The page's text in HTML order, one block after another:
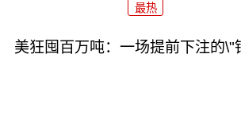
最热
美狂囤百万吨：一场提前下注的\"